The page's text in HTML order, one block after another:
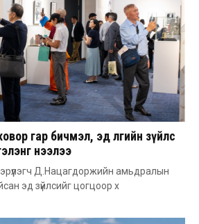
гар бичмэл, эд өлгийн зүйлс
нээлээ
Д.Нацагдоржийн амьдралын
эд зүйлсийг цогцоор х